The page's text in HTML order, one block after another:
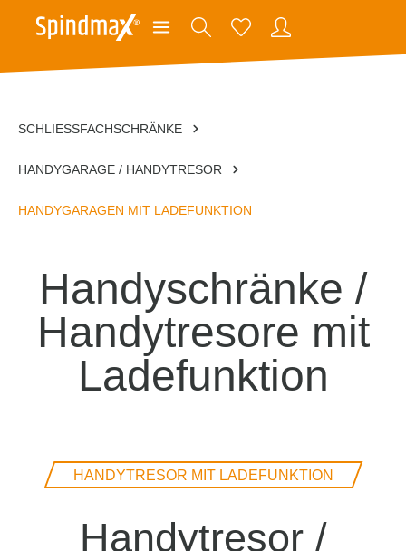
SCHLIESSFACHSCHRÄNKE
HANDYGARAGE / HANDYTRESOR
HANDYGARAGEN MIT LADEFUNKTION
Handyschränke /
Handytresore mit
Ladefunktion
HANDYTRESOR MIT LADEFUNKTION
Handytresor /